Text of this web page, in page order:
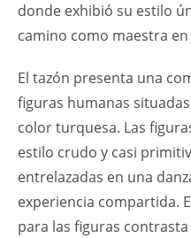
donde exhibió su estilo
camino como maestra
El tazón presenta una
figuras humanas
color turquesa. Las
estilo crudo y casi
entrelazadas en una
experiencia compartida.
para las figuras